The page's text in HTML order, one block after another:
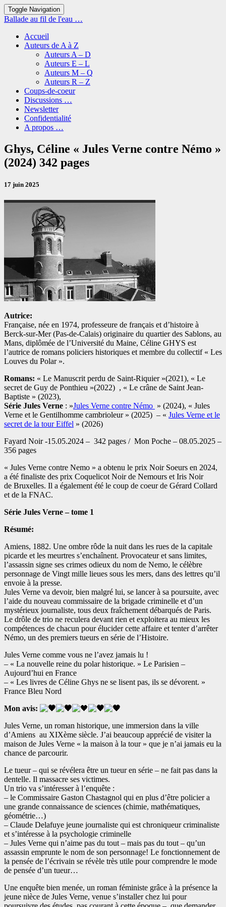
Toggle Navigation
Ballade au fil de l'eau …
Accueil
Auteurs de A à Z
Auteurs A – D
Auteurs E – L
Auteurs M – Q
Auteurs R – Z
Coups-de-coeur
Discussions …
Newsletter
Confidentialité
A propos …
Ghys,
Céline
« Jules
contre
(2024)
Ghys, Céline « Jules Verne contre Némo »
(2024) 342 pages
17 juin 2025
Autrice:
Française, née en 1974, professeure de français et d’histoire à
Berck-sur-Mer (Pas-de-Calais) originaire du quartier des Sablons, au
Mans, diplômée de l’Université du Maine, Céline GHYS est
l’autrice de romans policiers historiques et membre du collectif « Les
Louves du Polar ».
Romans: « Le Manuscrit perdu de Saint-Riquier »(2021), « Le
secret de Guy de Ponthieu »(2022) , « Le crâne de Saint Jean-
Baptiste » (2023),
Série Jules Verne : »Jules Verne contre Némo » (2024), « Jules
Verne et le Gentilhomme cambrioleur » (2025) – « Jules Verne et le
secret de la tour Eiffel » (2026)
Fayard Noir -15.05.2024 – 342 pages / Mon Poche – 08.05.2025 –
356 pages
« Jules Verne contre Nemo » a obtenu le prix Noir Soeurs en 2024,
a été finaliste des prix Coquelicot Noir de Nemours et Iris Noir
de Bruxelles. Il a également été le coup de coeur de Gérard Collard
et de la FNAC.
Série Jules Verne – tome 1
Résumé:
Amiens, 1882. Une ombre rôde la nuit dans les rues de la capitale
picarde et les meurtres s’enchaînent. Provocateur et sans limites,
l’assassin signe ses crimes odieux du nom de Nemo, le célèbre
personnage de Vingt mille lieues sous les mers, dans des lettres qu’il
envoie à la presse.
Jules Verne va devoir, bien malgré lui, se lancer à sa poursuite, avec
l’aide du nouveau commissaire de la brigade criminelle et d’un
mystérieux journaliste, tous deux fraîchement débarqués de Paris.
Le drôle de trio ne reculera devant rien et exploitera au mieux les
compétences de chacun pour élucider cette affaire et tenter d’arrêter
Némo, un des premiers tueurs en série de l’Histoire.
Jules Verne comme vous ne l’avez jamais lu !
– « La nouvelle reine du polar historique. » Le Parisien –
Aujourd’hui en France
– « Les livres de Céline Ghys ne se lisent pas, ils se dévorent. »
France Bleu Nord
Mon avis:
Jules Verne, un roman historique, une immersion dans la ville
d’Amiens au XIXème siècle. J’ai beaucoup apprécié de visiter la
maison de Jules Verne « la maison à la tour » que je n’ai jamais eu la
chance de parcourir.
Le tueur – qui se révélera être un tueur en série – ne fait pas dans la
dentelle. Il massacre ses victimes.
Un trio va s’intéresser à l’enquête :
– le Commissaire Gaston Chastagnol qui en plus d’être policier a
une grande connaissance de sciences (chimie, mathématiques,
géométrie…)
– Claude Delafuye jeune journaliste qui est chroniqueur criminaliste
et s’intéresse à la psychologie criminelle
– Jules Verne qui n’aime pas du tout – mais pas du tout – qu’un
assassin emprunte le nom de son personnage! Le fonctionnement de
la pensée de l’écrivain se révèle très utile pour comprendre le mode
de pensée d’un tueur…
Une enquête bien menée, un roman féministe grâce à la présence la
jeune nièce de Jules Verne, venue s’installer chez lui pour